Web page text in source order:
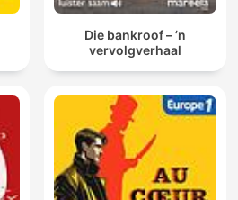
Die bankroof – ’n
vervolgverhaal